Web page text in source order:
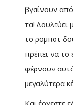
βγαίνουν
τα! Δουλεύει
το ρομπότ
πρέπει να το
φέρνουν
μεγαλύτερα
Και έρχεστε